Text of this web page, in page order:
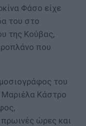
Φάσο είχε
του στο
της Κούβας,
που
του
Μαριέλα Κάστρο
πρωινές ώρες και